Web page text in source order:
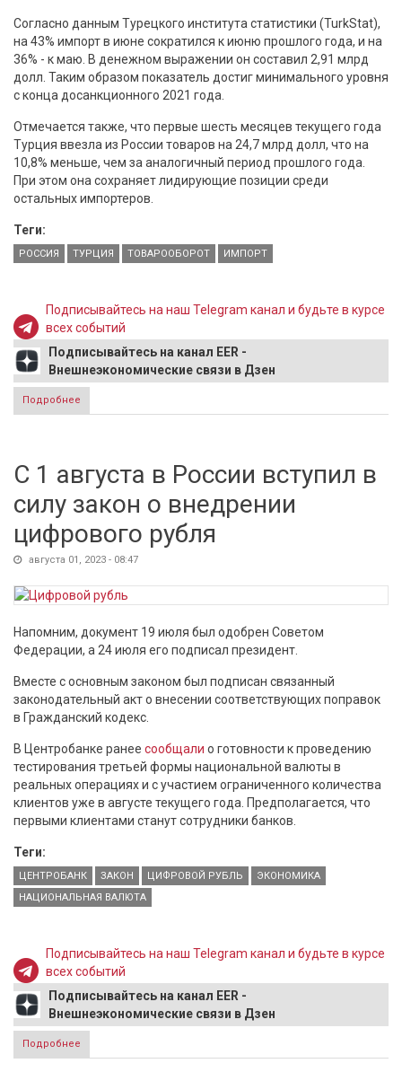
Согласно данным Турецкого института статистики (TurkStat),
на 43% импорт в июне сократился к июню прошлого года, и на
36% - к маю. В денежном выражении он составил 2,91 млрд
долл. Таким образом показатель достиг минимального уровня
с конца досанкционного 2021 года.
Отмечается также, что первые шесть месяцев текущего года
Турция ввезла из России товаров на 24,7 млрд долл, что на
10,8% меньше, чем за аналогичный период прошлого года.
При этом она сохраняет лидирующие позиции среди
остальных импортеров.
Теги:
РОССИЯ ТУРЦИЯ ТОВАРООБОРОТ ИМПОРТ
Подписывайтесь на наш Telegram канал и будьте в курсе
всех событий
Подписывайтесь на канал EER -
Внешнеэкономические связи в Дзен
Подробнее
до досанкционного уровня
С 1 августа в России вступил в
силу закон о внедрении
цифрового рубля
августа 01, 2023 - 08:47
Напомним, документ 19 июля был одобрен Советом
Федерации, а 24 июля его подписал президент.
Вместе с основным законом был подписан связанный
законодательный акт о внесении соответствующих поправок
в Гражданский кодекс.
В Центробанке ранее сообщали о готовности к проведению
тестирования третьей формы национальной валюты в
реальных операциях и с участием ограниченного количества
клиентов уже в августе текущего года. Предполагается, что
первыми клиентами станут сотрудники банков.
Теги:
ЦЕНТРОБАНК ЗАКОН ЦИФРОВОЙ РУБЛЬ
ЭКОНОМИКА
НАЦИОНАЛЬНАЯ ВАЛЮТА
Подписывайтесь на наш Telegram канал и будьте в курсе
всех событий
Подписывайтесь на канал EER -
Внешнеэкономические связи в Дзен
Подробнее
цифрового рубля